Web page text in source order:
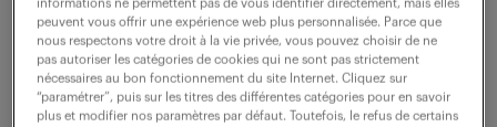
description du poste
Prêt·e à transformer l'expérience client en tant que
informations ne permettent pas de vous identifier directement, mais elles
peuvent vous offrir une expérience web plus personnalisée. Parce que
nous respectons votre droit à la vie privée, vous pouvez choisir de ne
pas autoriser les catégories de cookies qui ne sont pas strictement
nécessaires au bon fonctionnement du site Internet. Cliquez sur
“paramétrer”, puis sur les titres des différentes catégories pour en savoir
plus et modifier nos paramètres par défaut. Toutefois, le refus de certains